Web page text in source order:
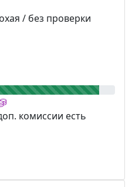
/ без проверки
комиссии есть